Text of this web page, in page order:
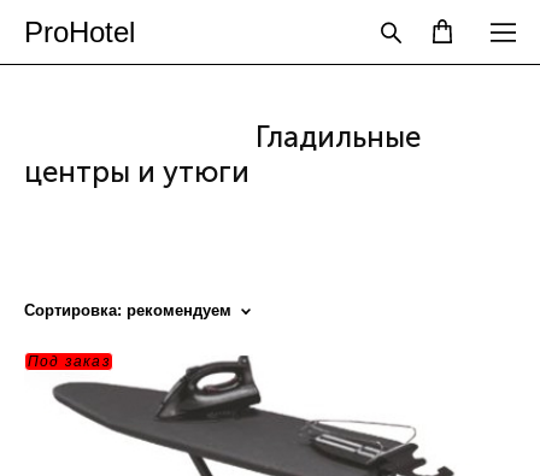
ProHotel
Гладильные
центры и утюги
Сортировка: рекомендуем
Под заказ